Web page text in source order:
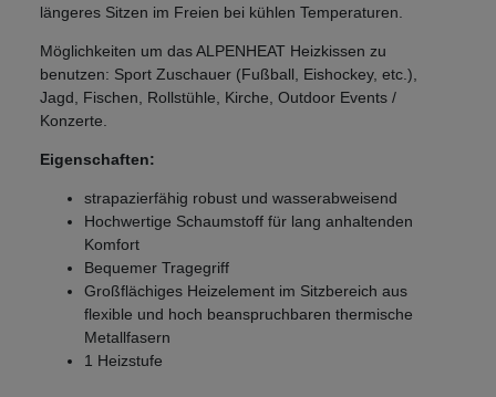
längeres Sitzen im Freien bei kühlen Temperaturen.
Möglichkeiten um das ALPENHEAT Heizkissen zu
benutzen: Sport Zuschauer (Fußball, Eishockey, etc.),
Jagd, Fischen, Rollstühle, Kirche, Outdoor Events /
Konzerte.
Eigenschaften:
strapazierfähig robust und wasserabweisend
Hochwertige Schaumstoff für lang anhaltenden
Komfort
Bequemer Tragegriff
Großflächiges Heizelement im Sitzbereich aus
flexible und hoch beanspruchbaren thermische
Metallfasern
1 Heizstufe